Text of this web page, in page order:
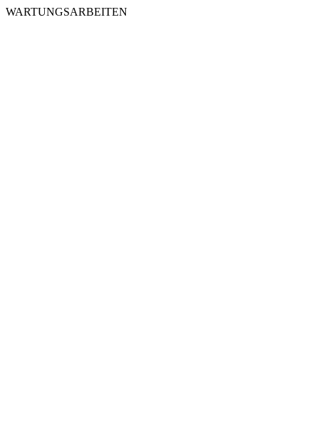
WARTUNGSARBEITEN